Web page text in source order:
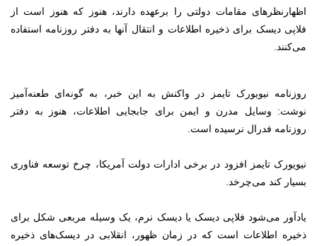
اظهارنظرهای مقامات دولتی را برعهده دارند، هنوز که هنوز است از
فلاپی دیسک برای ذخیره اطلاعات و انتقال آنها به دفتر روزنامه استفاده
می‌کنند.
روزنامه نیویورک تایمز در واکنش به این خبر، به گونه‌ای طعنه‌آمیز
نوشت: وسایل مدرن و ایمن برای جابجایی اطلاعات، هنوز به دفتر
روزنامه فدرال نرسیده است.
نیویورک تایمز افزود در برخی ادارات دولت آمریکا، چرخ توسعه فناوری
بسیار کند می‌چرخد.
یادآور می‌شود فلاپی دیسک یا دیسک نرم، یک وسیله مربعی شکل برای
ذخیره اطلاعات است که در زمان ظهور، انقلابی در دیسک‌های ذخیره